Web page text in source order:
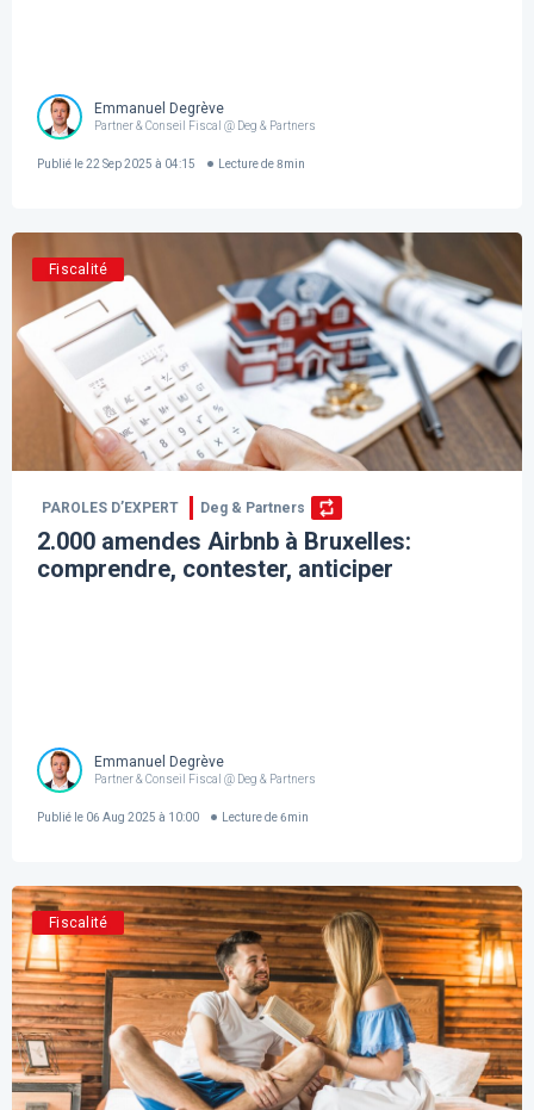
Emmanuel Degrève
Partner & Conseil Fiscal @ Deg & Partners
Publié le22 Sep 2025 à 04:15 Lecture de 8min
Fiscalité
PAROLES D’EXPERT Deg & Partners
2.000 amendes Airbnb à Bruxelles:
comprendre, contester, anticiper
Emmanuel Degrève
Partner & Conseil Fiscal @ Deg & Partners
Publié le 06 Aug 2025 à 10:00 Lecture de 6min
Fiscalité